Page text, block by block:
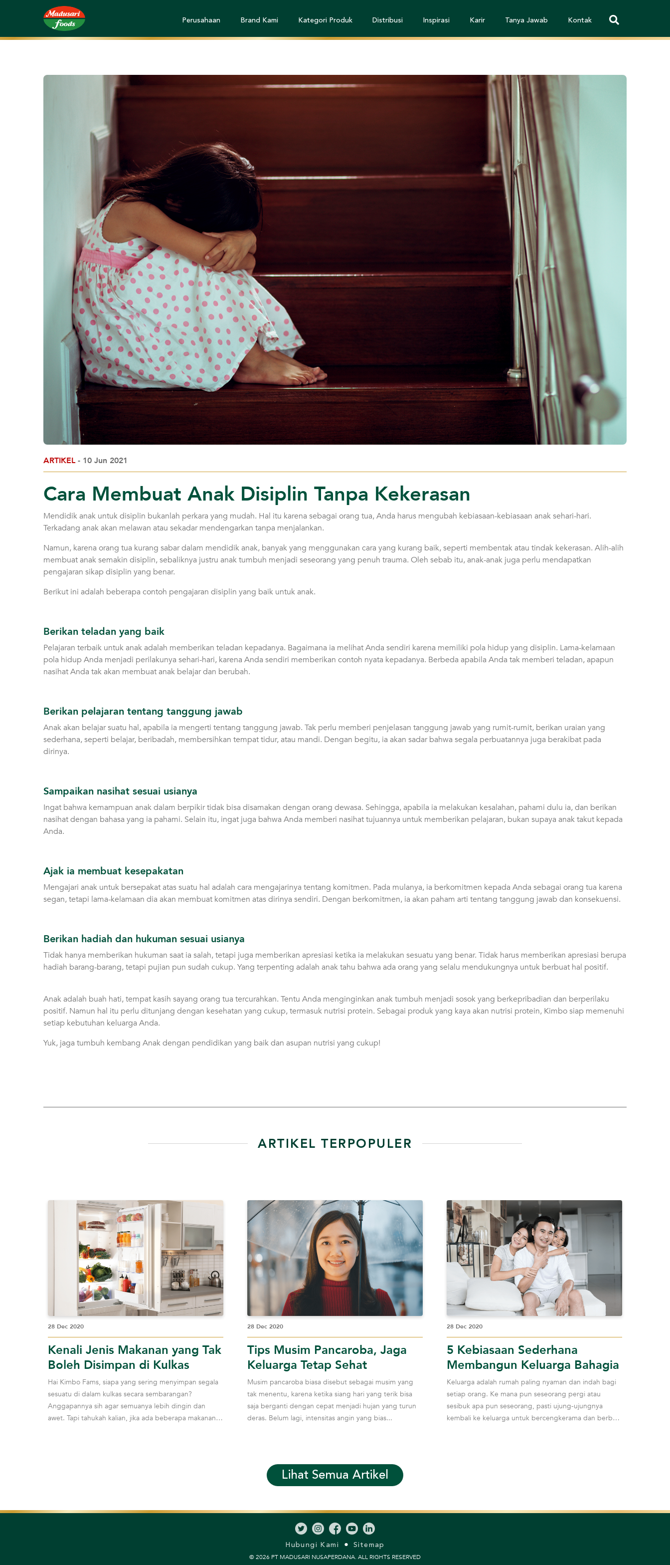
Perusahaan Brand Kami Kategori Produk Distribusi Inspirasi Karir Tanya Jawab Kontak
ARTIKEL- 10 Jun 2021
Cara Membuat Anak Disiplin Tanpa Kekerasan
Mendidik anak untuk disiplin bukanlah perkara yang mudah. Hal itu karena sebagai orang tua, Anda harus mengubah kebiasaan-kebiasaan anak sehari-hari.
Terkadang anak akan melawan atau sekadar mendengarkan tanpa menjalankan.
Namun, karena orang tua kurang sabar dalam mendidik anak, banyak yang menggunakan cara yang kurang baik, seperti membentak atau tindak kekerasan. Alih-alih
membuat anak semakin disiplin, sebaliknya justru anak tumbuh menjadi seseorang yang penuh trauma. Oleh sebab itu, anak-anak juga perlu mendapatkan
pengajaran sikap disiplin yang benar.
Berikut ini adalah beberapa contoh pengajaran disiplin yang baik untuk anak.
Berikan teladan yang baik
Pelajaran terbaik untuk anak adalah memberikan teladan kepadanya. Bagaimana ia melihat Anda sendiri karena memiliki pola hidup yang disiplin. Lama-kelamaan
pola hidup Anda menjadi perilakunya sehari-hari, karena Anda sendiri memberikan contoh nyata kepadanya. Berbeda apabila Anda tak memberi teladan, apapun
nasihat Anda tak akan membuat anak belajar dan berubah.
Berikan pelajaran tentang tanggung jawab
Anak akan belajar suatu hal, apabila ia mengerti tentang tanggung jawab. Tak perlu memberi penjelasan tanggung jawab yang rumit-rumit, berikan uraian yang
sederhana, seperti belajar, beribadah, membersihkan tempat tidur, atau mandi. Dengan begitu, ia akan sadar bahwa segala perbuatannya juga berakibat pada
dirinya.
Sampaikan nasihat sesuai usianya
Ingat bahwa kemampuan anak dalam berpikir tidak bisa disamakan dengan orang dewasa. Sehingga, apabila ia melakukan kesalahan, pahami dulu ia, dan berikan
nasihat dengan bahasa yang ia pahami. Selain itu, ingat juga bahwa Anda memberi nasihat tujuannya untuk memberikan pelajaran, bukan supaya anak takut kepada
Anda.
Ajak ia membuat kesepakatan
Mengajari anak untuk bersepakat atas suatu hal adalah cara mengajarinya tentang komitmen. Pada mulanya, ia berkomitmen kepada Anda sebagai orang tua karena
segan, tetapi lama-kelamaan dia akan membuat komitmen atas dirinya sendiri. Dengan berkomitmen, ia akan paham arti tentang tanggung jawab dan konsekuensi.
Berikan hadiah dan hukuman sesuai usianya
Tidak hanya memberikan hukuman saat ia salah, tetapi juga memberikan apresiasi ketika ia melakukan sesuatu yang benar. Tidak harus memberikan apresiasi berupa
hadiah barang-barang, tetapi pujian pun sudah cukup. Yang terpenting adalah anak tahu bahwa ada orang yang selalu mendukungnya untuk berbuat hal positif.
Anak adalah buah hati, tempat kasih sayang orang tua tercurahkan. Tentu Anda menginginkan anak tumbuh menjadi sosok yang berkepribadian dan berperilaku
positif. Namun hal itu perlu ditunjang dengan kesehatan yang cukup, termasuk nutrisi protein. Sebagai produk yang kaya akan nutrisi protein, Kimbo siap memenuhi
setiap kebutuhan keluarga Anda.
Yuk, jaga tumbuh kembang Anak dengan pendidikan yang baik dan asupan nutrisi yang cukup!
ARTIKEL TERPOPULER
28 Dec 2020
Kenali Jenis Makanan yang Tak
Boleh Disimpan di Kulkas
Hai Kimbo Fams, siapa yang sering menyimpan segala
sesuatu di dalam kulkas secara sembarangan?
Anggapannya sih agar semuanya lebih dingin dan
awet. Tapi tahukah kalian, jika ada beberapa makanan
28 Dec 2020
Tips Musim Pancaroba, Jaga
Keluarga Tetap Sehat
Musim pancaroba biasa disebut sebagai musim yang
tak menentu, karena ketika siang hari yang terik bisa
saja berganti dengan cepat menjadi hujan yang turun
deras. Belum lagi, intensitas angin yang bias...
28 Dec 2020
5 Kebiasaan Sederhana
Membangun Keluarga Bahagia
Keluarga adalah rumah paling nyaman dan indah bagi
setiap orang. Ke mana pun seseorang pergi atau
sesibuk apa pun seseorang, pasti ujung-ujungnya
kembali ke keluarga untuk bercengkerama dan berbagi
Lihat Semua Artikel
Hubungi Kami Sitemap
© 2026 PT MADUSARI NUSAPERDANA. ALL RIGHTS RESERVED